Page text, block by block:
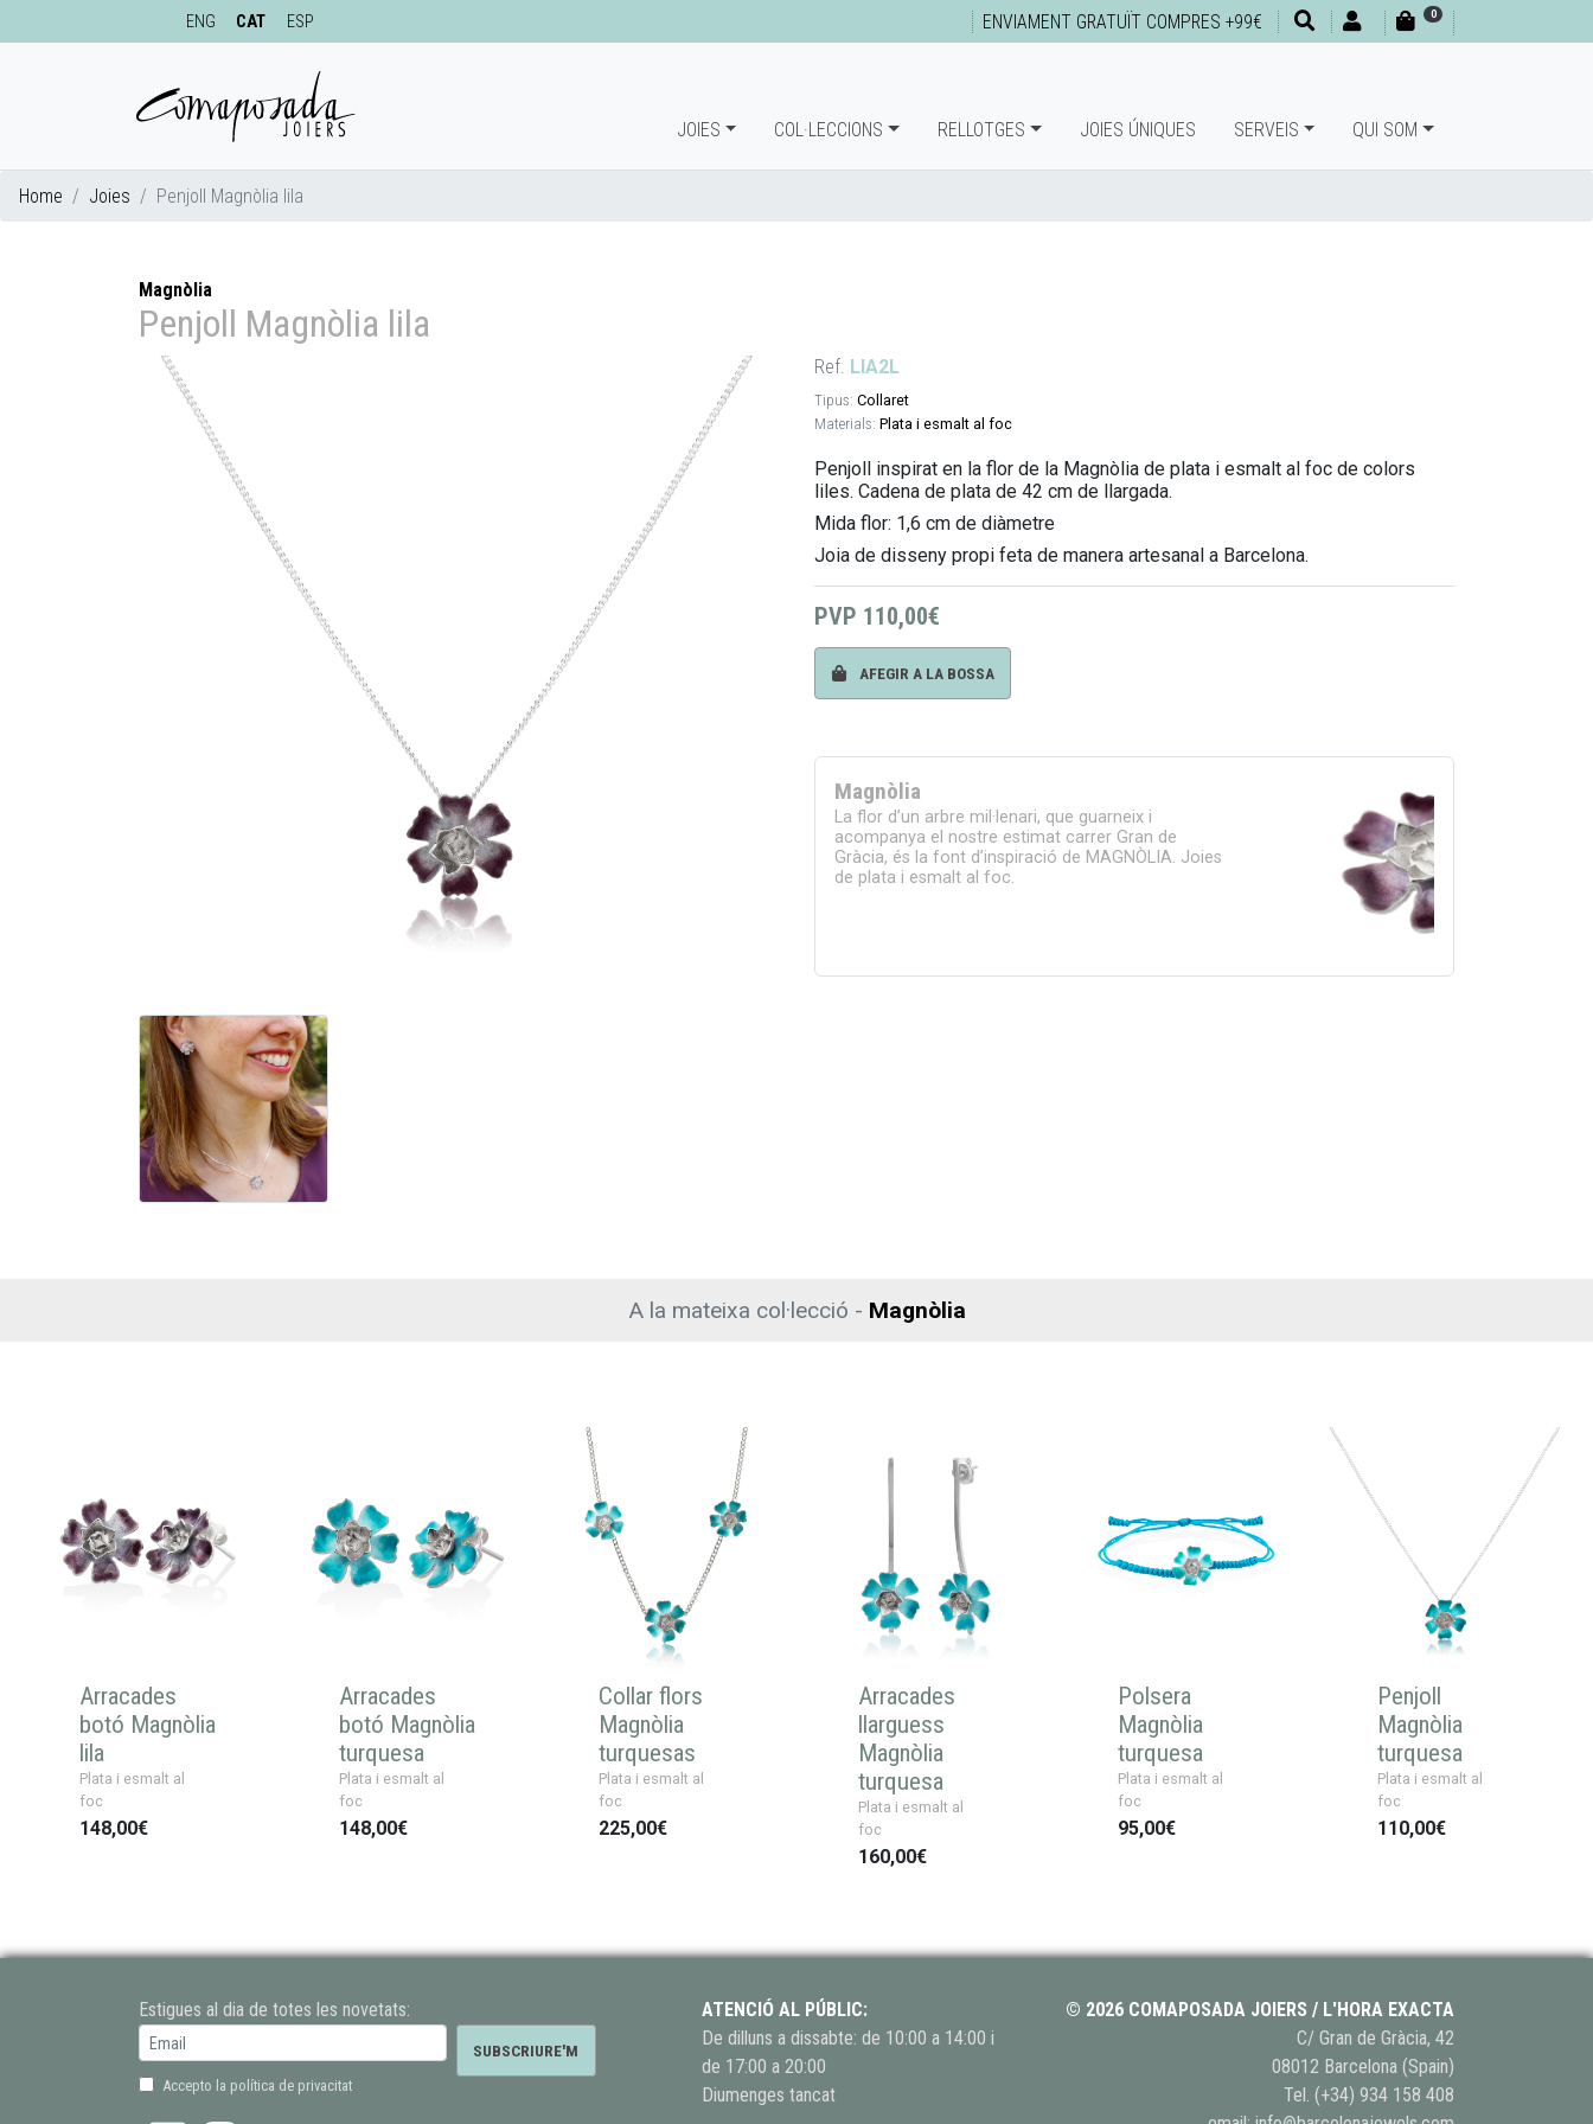
ENG CAT ESP ENVIAMENT GRATUÏT COMPRES +99€ 0
JOIES COL·LECCIONS RELLOTGES JOIES ÚNIQUES SERVEIS QUI SOM
Home Joies Penjoll Magnòlia lila
Magnòlia
Penjoll Magnòlia lila
Ref. LIA2L
Tipus: Collaret
Materials: Plata i esmalt al foc
Penjoll inspirat en la flor de la Magnòlia de plata i esmalt al foc de colors
liles. Cadena de plata de 42 cm de llargada.
Mida flor: 1,6 cm de diàmetre
Joia de disseny propi feta de manera artesanal a Barcelona.
PVP 110,00€
AFEGIR A LA BOSSA
Magnòlia
La flor d’un arbre mil·lenari, que guarneix i
acompanya el nostre estimat carrer Gran de
Gràcia, és la font d’inspiració de MAGNÒLIA. Joies
de plata i esmalt al foc.
A la mateixa col·lecció - Magnòlia
Arracades
botó Magnòlia
lila
Plata i esmalt al
foc
148,00€
Arracades
botó Magnòlia
turquesa
Plata i esmalt al
foc
148,00€
Collar flors
Magnòlia
turquesas
Plata i esmalt al
foc
225,00€
Arracades
llarguess
Magnòlia
turquesa
Plata i esmalt al
foc
160,00€
Polsera
Magnòlia
turquesa
Plata i esmalt al
foc
95,00€
Penjoll
Magnòlia
turquesa
Plata i esmalt al
foc
110,00€
Estigues al dia de totes les novetats:
Accepto la política de privacitat
ATENCIÓ AL PÚBLIC:
De dilluns a dissabte: de 10:00 a 14:00 i
de 17:00 a 20:00
Diumenges tancat
© 2026 COMAPOSADA JOIERS / L'HORA EXACTA
C/ Gran de Gràcia, 42
08012 Barcelona (Spain)
Tel. (+34) 934 158 408